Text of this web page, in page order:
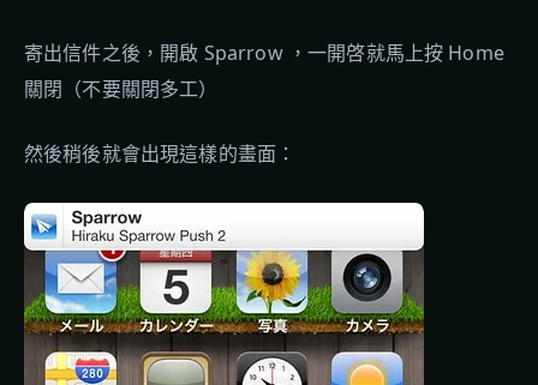
寄出信件之後，開啟 Sparrow ，一開啓就馬上按 Home
關閉（不要關閉多工）
然後稍後就會出現這樣的畫面：